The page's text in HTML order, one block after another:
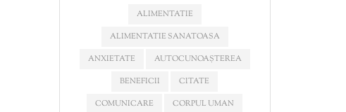
ALIMENTATIE
ALIMENTATIE SANATOASA
ANXIETATE
AUTOCUNOAȘTEREA
BENEFICII
CITATE
COMUNICARE
CORPUL UMAN